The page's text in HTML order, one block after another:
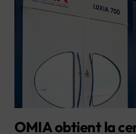
OMIA obtient la